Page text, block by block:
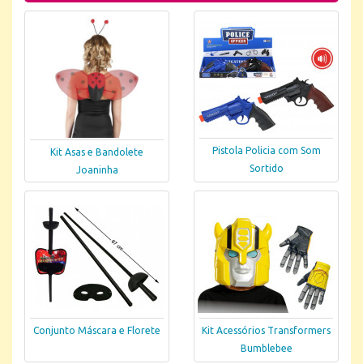
Kit Asas e Bandolete
Joaninha
Pistola Policia com Som
Sortido
Conjunto Máscara e Florete
Kit Acessórios Transformers
Bumblebee